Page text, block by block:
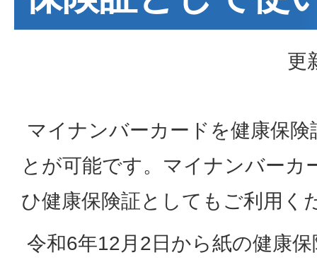
更
マイナンバーカードを健康保
とが可能です。マイナンバーカ
ひ健康保険証としてもご利用く
令和6年12月2日から紙の健康